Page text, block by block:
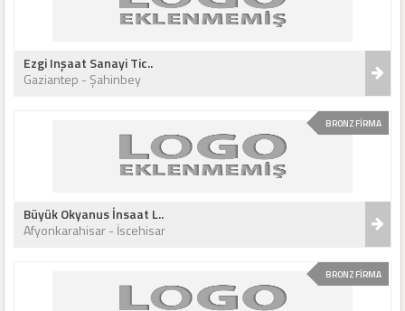
Ezgi Inşaat Sanayi Tic..
Gaziantep - Şahinbey
BRONZ FİRMA
Büyük Okyanus İnsaat L..
Afyonkarahisar - İscehisar
BRONZ FİRMA